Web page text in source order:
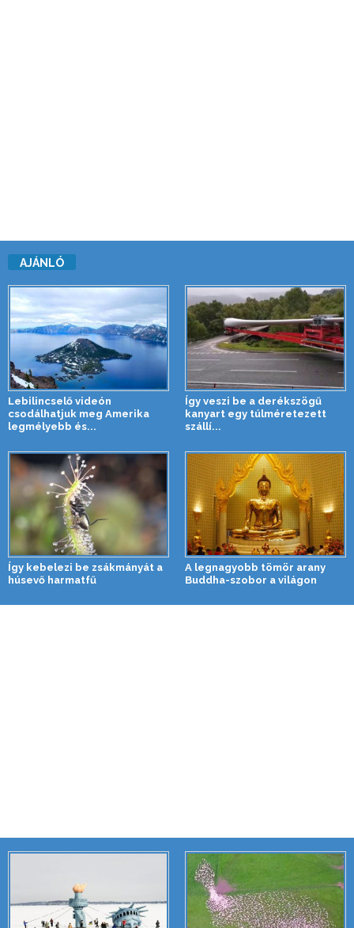
AJÁNLÓ
Lebilincselő videón
csodálhatjuk meg Amerika
legmélyebb és...
Így veszi be a derékszögű
kanyart egy túlméretezett
szállí...
Így kebelezi be zsákmányát a
húsevő harmatfű
A legnagyobb tömör arany
Buddha-szobor a világon